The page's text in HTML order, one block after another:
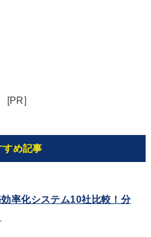
[PR]
すめ記事
効率化システム10社比較！分